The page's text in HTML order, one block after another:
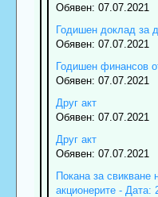
Обявен: 07.07.2021
Годишен доклад за
Обявен: 07.07.2021
Годишен финансов
Обявен: 07.07.2021
Друг акт
Обявен: 07.07.2021
Друг акт
Обявен: 07.07.2021
Покана за
акционерите - Дата: